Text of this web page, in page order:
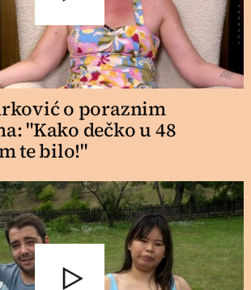
o poraznim
"Kako dečko u 48
te bilo!"